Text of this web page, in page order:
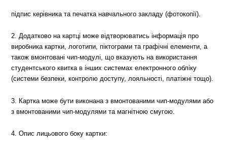
підпис керівника та печатка навчального закладу (фотокопії).
2. Додатково на картці може відтворюватись інформація про
виробника картки, логотипи, піктограми та графічні елементи, а
також вмонтовані чип-модулі, що вказують на використання
студентського квитка в інших системах електронного обліку
(системи безпеки, контролю доступу, лояльності, платіжні тощо).
3. Картка може бути виконана з вмонтованими чип-модулями або
з вмонтованими чип-модулями та магнітною смугою.
4. Опис лицьового боку картки: